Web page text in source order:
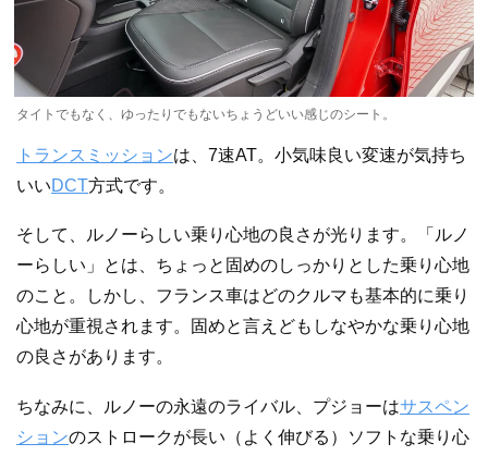
タイトでもなく、ゆったりでもないちょうどいい感じのシート。
トランスミッションは、7速AT。小気味良い変速が気持ち
いいDCT方式です。
そして、ルノーらしい乗り心地の良さが光ります。「ルノ
ーらしい」とは、ちょっと固めのしっかりとした乗り心地
のこと。しかし、フランス車はどのクルマも基本的に乗り
心地が重視されます。固めと言えどもしなやかな乗り心地
の良さがあります。
ちなみに、ルノーの永遠のライバル、プジョーはサスペン
ションのストロークが長い（よく伸びる）ソフトな乗り心